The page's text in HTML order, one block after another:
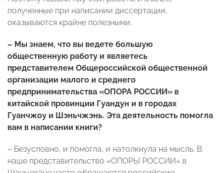
полученные при написании диссертации,
оказываются крайне полезными.
– Мы знаем, что вы ведете большую
общественную работу и являетесь
представителем Общероссийской общественной
организации малого и среднего
предпринимательства «ОПОРА РОССИИ» в
китайской провинции Гуандун и в городах
Гуанчжоу и Шэньчжэнь. Эта деятельность помогла
вам в написании книги?
– Безусловно, и помогла, и натолкнула на мысль. В
наше представительство «ОПОРЫ РОССИИ» в